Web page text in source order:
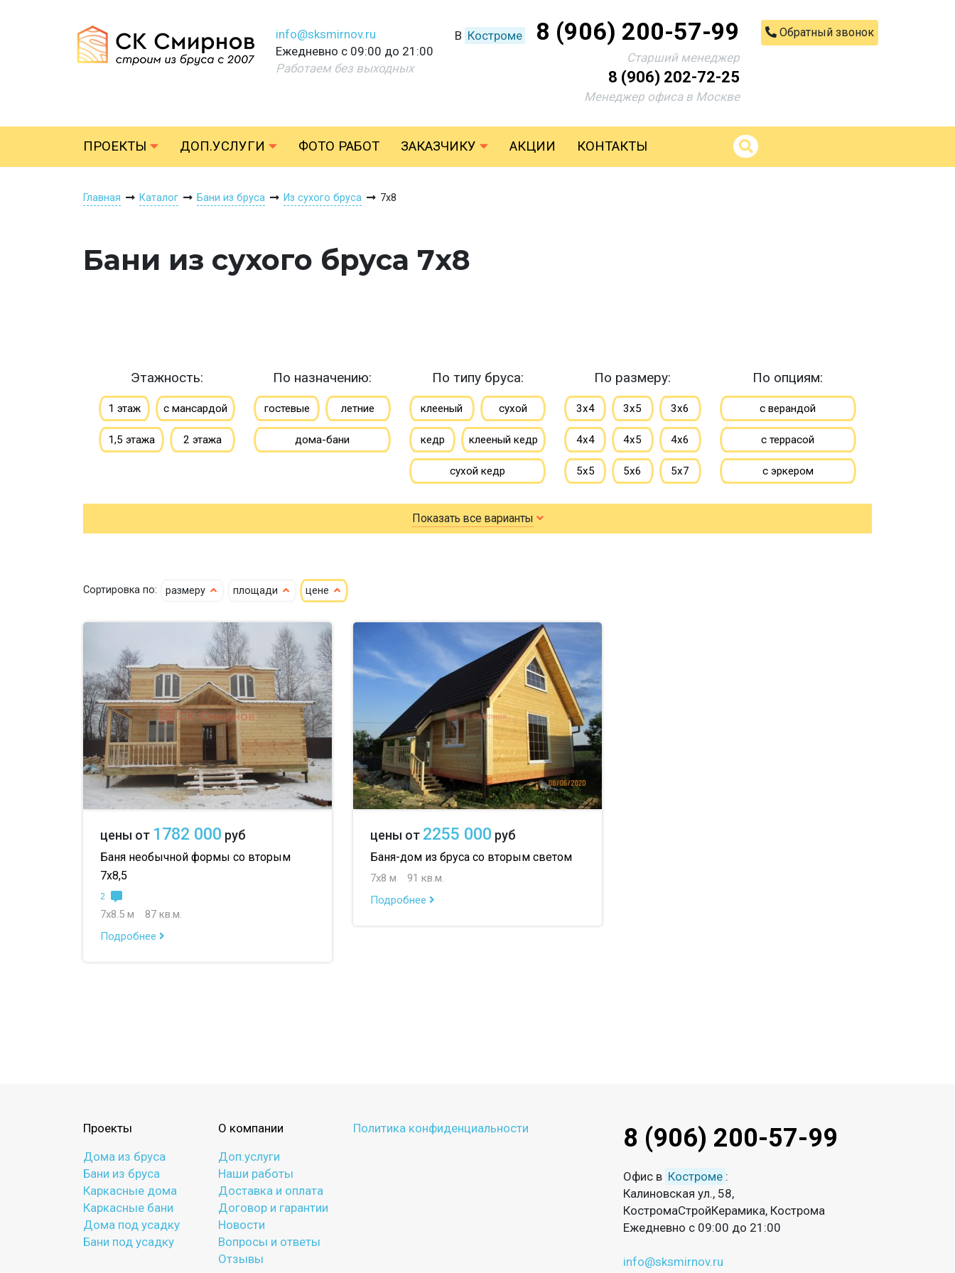
info@sksmirnov.ru
Ежедневно с 09:00 до 21:00
Работаем без выходных
В Костроме 8 (906) 200-57-99
Старший менеджер
8 (906) 202-72-25
Менеджер офиса в Москве
Обратный звонок
ПРОЕКТЫ ДОП.УСЛУГИ ФОТО РАБОТ ЗАКАЗЧИКУ АКЦИИ КОНТАКТЫ
Главная Каталог Бани из бруса Из сухого бруса 7х8
Бани из сухого бруса 7х8
Этажность:
1 этаж с мансардой
1,5 этажа 2 этажа
По назначению:
гостевые летние
дома-бани
По типу бруса:
клееный сухой
кедр клееный кедр
сухой кедр
профилированный
100х150 150х150
По размеру:
3х4 3х5 3х6
4х4 4х5 4х6
5х5 5х6 5х7
6х6 6х7 6х8
7х8 7х10 8х8
маленькие
до 100 м
По опциям:
с верандой
с террасой
с эркером
с котельной
с панорамными окнами
Показать все варианты
Сортировка по: размеру площади цене
цены от 1782 000 руб
Баня необычной формы со вторым
7х8,5
2
7х8.5 м
87 кв.м.
Подробнее
цены от 2255 000 руб
Баня-дом из бруса со вторым светом
7х8 м
91 кв.м.
Подробнее
Проекты
Дома из бруса
Бани из бруса
Каркасные дома
Каркасные бани
Дома под усадку
Бани под усадку
О компании
Доп.услуги
Наши работы
Доставка и оплата
Договор и гарантии
Новости
Вопросы и ответы
Отзывы
Политика конфиденциальности 8 (906) 200-57-99
Офис в Костроме :
Калиновская ул., 58,
КостромаСтройКерамика, Кострома
Ежедневно с 09:00 до 21:00
info@sksmirnov.ru